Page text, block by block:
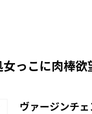
っこに肉棒
ヴァージンチェ